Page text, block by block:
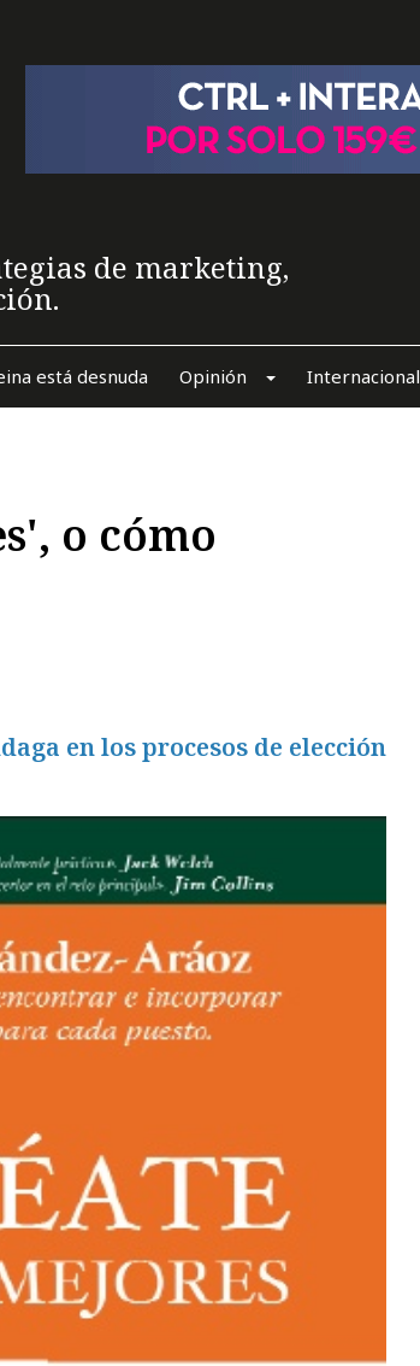
de marketing,
está desnuda Opinión Internacional
o cómo
en los procesos de elección